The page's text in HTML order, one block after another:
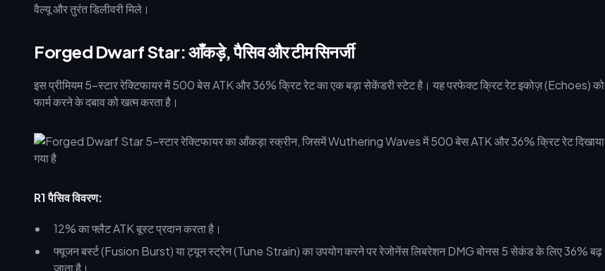
वैल्यू और तुरंत डिलीवरी मिले।
Forged Dwarf Star: आँकड़े, पैसिव और टीम सिनर्जी
इस प्रीमियम 5-स्टार रेक्टिफायर में 500 बेस ATK और 36% क्रिट रेट का एक बड़ा सेकेंडरी स्टेट है। यह परफेक्ट क्रिट रेट इकोज़ (Echoes) को
फार्म करने के दबाव को खत्म करता है।
R1 पैसिव विवरण:
12% का फ्लैट ATK बूस्ट प्रदान करता है।
फ्यूजन बर्स्ट (Fusion Burst) या ट्यून स्ट्रेन (Tune Strain) का उपयोग करने पर रेजोनेंस लिबरेशन DMG बोनस 5 सेकंड के लिए 36% बढ़
जाता है।